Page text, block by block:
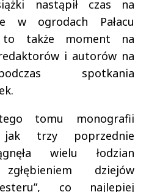
nastąpił czas na
w ogrodach Pałacu
to także moment na
i autorów na
spotkania
tomu monografii
trzy poprzednie
wielu łodzian
zgłębieniem dziejów
co najlepiej